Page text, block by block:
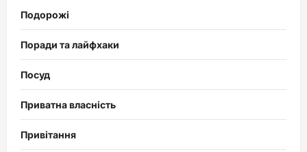
Подорожі
Поради та лайфхаки
Посуд
Приватна власність
Привітання